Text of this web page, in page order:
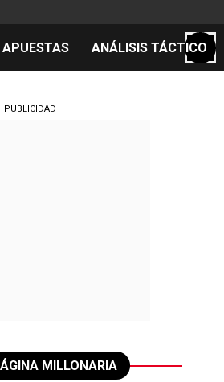
APUESTAS ANÁLISIS TÁCTICO
PUBLICIDAD
MILLONARIA